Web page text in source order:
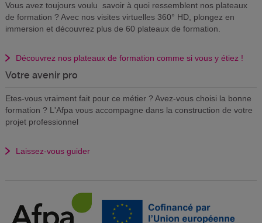
Vous avez toujours voulu savoir à quoi ressemblent nos plateaux
de formation ? Avec nos visites virtuelles 360° HD, plongez en
immersion et découvrez plus de 60 plateaux de formation.
Découvrez nos plateaux de formation comme si vous y étiez !
Votre avenir pro
Etes-vous vraiment fait pour ce métier ? Avez-vous choisi la bonne
formation ? L'Afpa vous accompagne dans la construction de votre
projet professionnel
Laissez-vous guider